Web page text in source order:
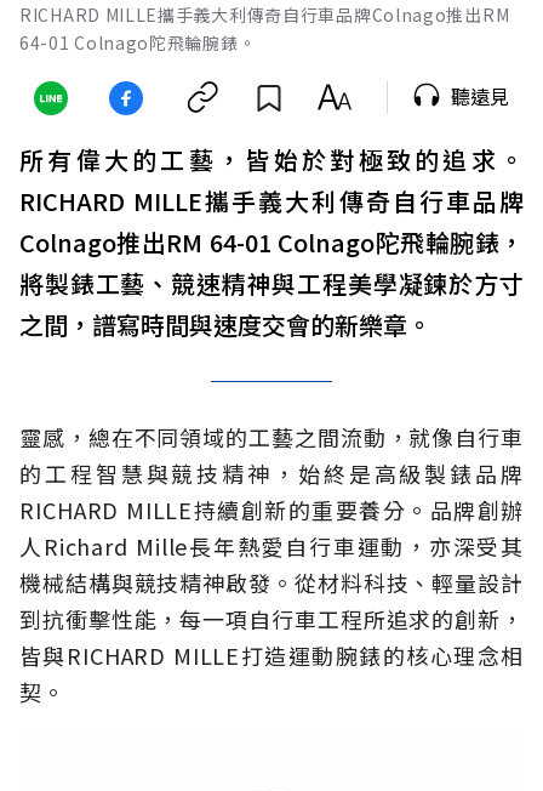
RICHARD MILLE攜手義大利傳奇自行車品牌Colnago推出RM
64-01 Colnago陀飛輪腕錶。
聽遠見
所有偉大的工藝，皆始於對極致的追求。
RICHARD MILLE攜手義大利傳奇自行車品牌
Colnago推出RM 64-01 Colnago陀飛輪腕錶，
將製錶工藝、競速精神與工程美學凝鍊於方寸
之間，譜寫時間與速度交會的新樂章。
靈感，總在不同領域的工藝之間流動，就像自行車
的工程智慧與競技精神，始終是高級製錶品牌
RICHARD MILLE持續創新的重要養分。品牌創辦
人Richard Mille長年熱愛自行車運動，亦深受其
機械結構與競技精神啟發。從材料科技、輕量設計
到抗衝擊性能，每一項自行車工程所追求的創新，
皆與RICHARD MILLE打造運動腕錶的核心理念相
契。